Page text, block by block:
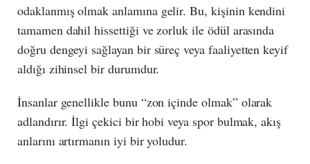
odaklanmış olmak anlamına gelir. Bu, kişinin kendini
tamamen dahil hissettiği ve zorluk ile ödül arasında
doğru dengeyi sağlayan bir süreç veya faaliyetten keyif
aldığı zihinsel bir durumdur.
İnsanlar genellikle bunu “zon içinde olmak” olarak
adlandırır. İlgi çekici bir hobi veya spor bulmak, akış
anlarını artırmanın iyi bir yoludur.